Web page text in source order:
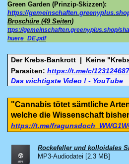
Green Garden (Prinzip-Skizzen):
https://
Broschüre (49 Seiten)
ttps://gemeinschaften.greenyplus.shop/
huere_DE.pdf
Der Krebs-Bankrott | Keine
Parasiten: https://t.me/c/
Das wichtigste Video ! - YouTube
"Cannabis tötet sämtliche
welche die Wissenschaft
https://t.me/
Rockefeller und kolloidales
MP3-Audiodatei [2.3 MB]